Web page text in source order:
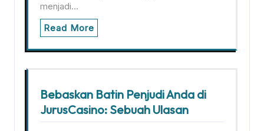
menjadi…
Read More
Bebaskan Batin Penjudi Anda di
JurusCasino: Sebuah Ulasan